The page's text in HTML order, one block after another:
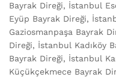
Bayrak Direği, İstanbul
Eyüp Bayrak Direği,
Gaziosmanpaşa Bayrak
Direği, İstanbul Kadıköy
Bayrak Direği, İstanbul
Küçükçekmece Bayrak